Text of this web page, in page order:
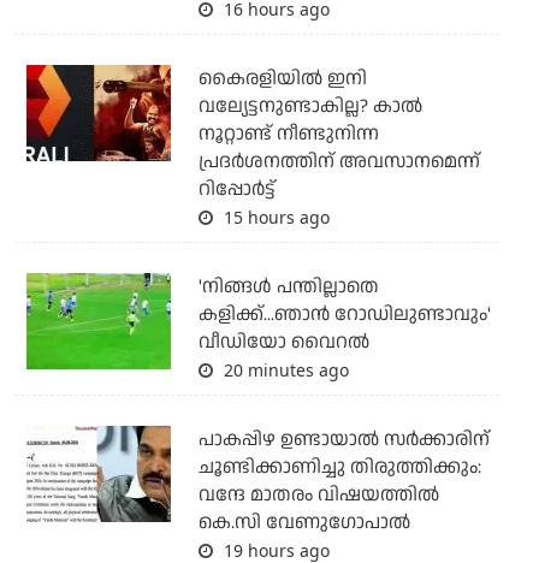
16 hours ago
കൈരളിയില്‍ ഇനി
വല്യേട്ടനുണ്ടാകില്ല? കാല്‍
നൂറ്റാണ്ട് നീണ്ടുനിന്ന
പ്രദര്‍ശനത്തിന് അവസാനമെന്ന്
റിപ്പോര്‍ട്ട്
15 hours ago
'നിങ്ങള്‍ പന്തില്ലാതെ
കളിക്ക്...ഞാന്‍ റോഡിലുണ്ടാവും'
വീഡിയോ വൈറല്‍
20 minutes ago
പാകപ്പിഴ ഉണ്ടായാല്‍ സര്‍ക്കാരിന്
ചൂണ്ടിക്കാണിച്ചു തിരുത്തിക്കും:
വന്ദേ മാതരം വിഷയത്തില്‍
കെ.സി വേണുഗോപാല്‍
19 hours ago